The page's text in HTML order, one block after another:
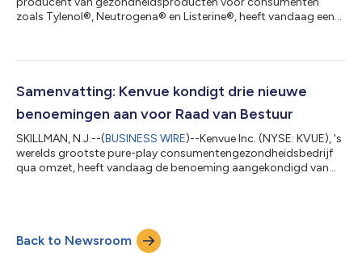
zoals Tylenol®, Neutrogena® en Listerine®, heeft vandaag een
digitale processen door middel van geavanceerde AI-
omvatten door machines mogelijk gemaakte samenwerking,
voorspellende analyse, smart agents, digitale tw...
Samenvatting: Kenvue kondigt drie nieuwe
benoemingen aan voor Raad van Bestuur
SKILLMAN, N.J.--(BUSINESS WIRE)--Kenvue Inc. (NYSE: KVUE), 's
werelds grootste pure-play consumentengezondheidsbedrijf
qua omzet, heeft vandaag de benoeming aangekondigd van
Raad van Bestuur van het bedrijf (de 'Raad van Bestuur').
Daarnaast zal Jeffrey Smith, Managing Member, Chief Executive
Back to Newsroom